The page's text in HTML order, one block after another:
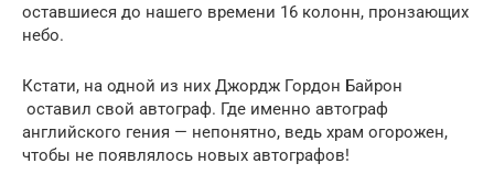
оставшиеся до нашего времени 16 колонн, пронзающих
небо.
Кстати, на одной из них Джордж Гордон Байрон
оставил свой автограф. Где именно автограф
английского гения — непонятно, ведь храм огорожен,
чтобы не появлялось новых автографов!